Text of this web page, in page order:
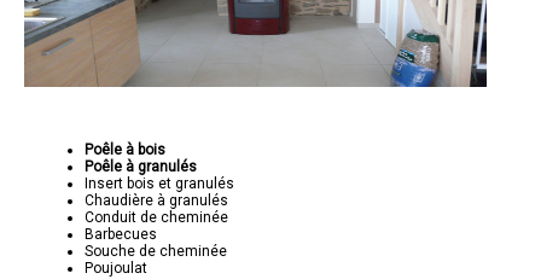
Poêle à bois
Poêle à granulés
Insert bois et granulés
Chaudière à granulés
Conduit de cheminée
Barbecues
Souche de cheminée
Poujoulat